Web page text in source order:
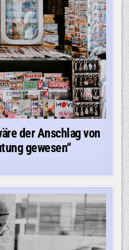
der Anschlag von
gewesen“